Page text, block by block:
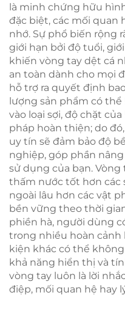
là minh chứng hữu
đặc biệt, các mối quan
nhớ. Sự phổ biến rộng
giới hạn bởi độ tuổi,
khiến vòng tay dệt cá
an toàn dành cho mọi
hỗ trợ ra quyết định
lượng sản phẩm có
vào loại sợi, độ chặt
pháp hoàn thiện; do
uy tín sẽ đảm bảo độ
nghiệp, góp phần
sử dụng của bạn.
thấm nước tốt hơn các
ngoài lâu hơn các vật
bền vững theo thời
phiền hà, người dùng
trong nhiều hoàn
kiện khác có thể
khả năng hiển thị và
vòng tay luôn là lời
điệp, mối quan hệ hay